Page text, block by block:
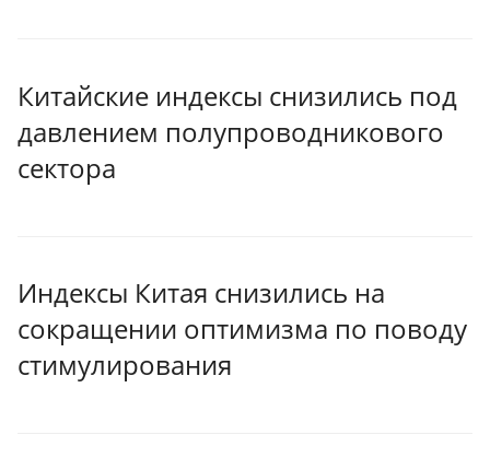
Китайские индексы снизились под
давлением полупроводникового
сектора
Индексы Китая снизились на
сокращении оптимизма по поводу
стимулирования